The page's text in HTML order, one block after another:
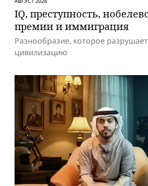
IQ, преступность,
премии и иммиграция
Разнообразие, которое
цивилизацию